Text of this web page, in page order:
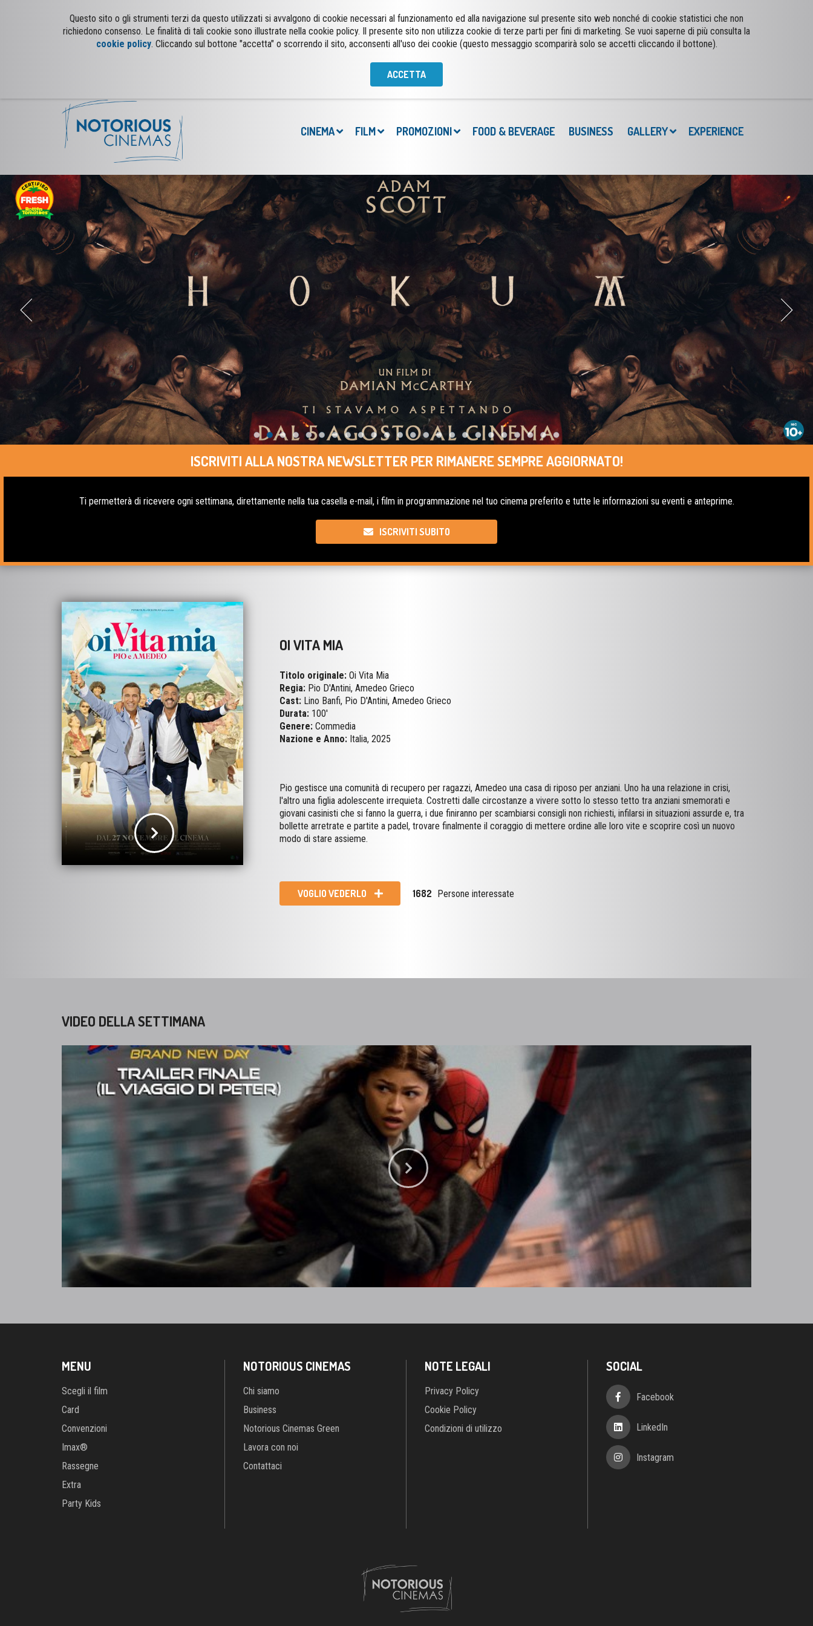
Questo sito o gli strumenti terzi da questo utilizzati si avvalgono di cookie necessari al funzionamento ed alla navigazione sul presente sito web nonché di cookie statistici che non
richiedono consenso. Le finalità di tali cookie sono illustrate nella cookie policy. Il presente sito non utilizza cookie di terze parti per fini di marketing. Se vuoi saperne di più consulta la
cookie policy. Cliccando sul bottone "accetta" o scorrendo il sito, acconsenti all'uso dei cookie (questo messaggio scomparirà solo se accetti cliccando il bottone).
ACCETTA
CINEMA FILM PROMOZIONI FOOD & BEVERAGE BUSINESS GALLERY EXPERIENCE
ISCRIVITI ALLA NOSTRA NEWSLETTER PER RIMANERE SEMPRE AGGIORNATO!
Ti permetterà di ricevere ogni settimana, direttamente nella tua casella e-mail, i film in programmazione nel tuo cinema preferito e tutte le informazioni su eventi e anteprime.
ISCRIVITI SUBITO
OI VITA MIA
Titolo originale: Oi Vita Mia
Regia: Pio D'Antini, Amedeo Grieco
Cast: Lino Banfi, Pio D'Antini, Amedeo Grieco
Durata: 100'
Genere: Commedia
Nazione e Anno: Italia, 2025
Pio gestisce una comunità di recupero per ragazzi, Amedeo una casa di riposo per anziani. Uno ha una relazione in crisi,
l'altro una figlia adolescente irrequieta. Costretti dalle circostanze a vivere sotto lo stesso tetto tra anziani smemorati e
giovani casinisti che si fanno la guerra, i due finiranno per scambiarsi consigli non richiesti, infilarsi in situazioni assurde e, tra
bollette arretrate e partite a padel, trovare finalmente il coraggio di mettere ordine alle loro vite e scoprire così un nuovo
modo di stare assieme.
VOGLIO VEDERLO 1682 Persone interessate
VIDEO DELLA SETTIMANA
MENU
Scegli il film
Card
Convenzioni
Imax®
Rassegne
Extra
Party Kids
NOTORIOUS CINEMAS
Chi siamo
Business
Notorious Cinemas Green
Lavora con noi
Contattaci
NOTE LEGALI
Privacy Policy
Cookie Policy
Condizioni di utilizzo
SOCIAL
Facebook
LinkedIn
Instagram